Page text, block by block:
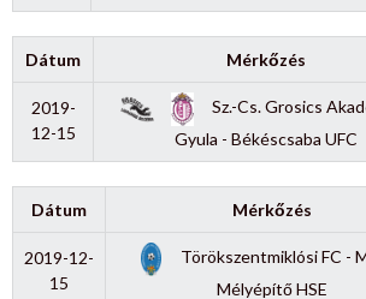
Dátum Mérkőzés
2019-
12-15
Sz.-Cs. Grosics
Gyula - Békéscsaba UFC
Dátum Mérkőzés
2019-12-
15
Törökszentmiklósi FC -
Mélyépítő HSE